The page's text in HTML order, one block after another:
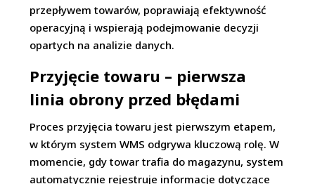
przepływem towarów, poprawiają efektywność
operacyjną i wspierają podejmowanie decyzji
opartych na analizie danych.
Przyjęcie towaru – pierwsza
linia obrony przed błędami
Proces przyjęcia towaru jest pierwszym etapem,
w którym system WMS odgrywa kluczową rolę. W
momencie, gdy towar trafia do magazynu, system
automatycznie rejestruje informacje dotyczące